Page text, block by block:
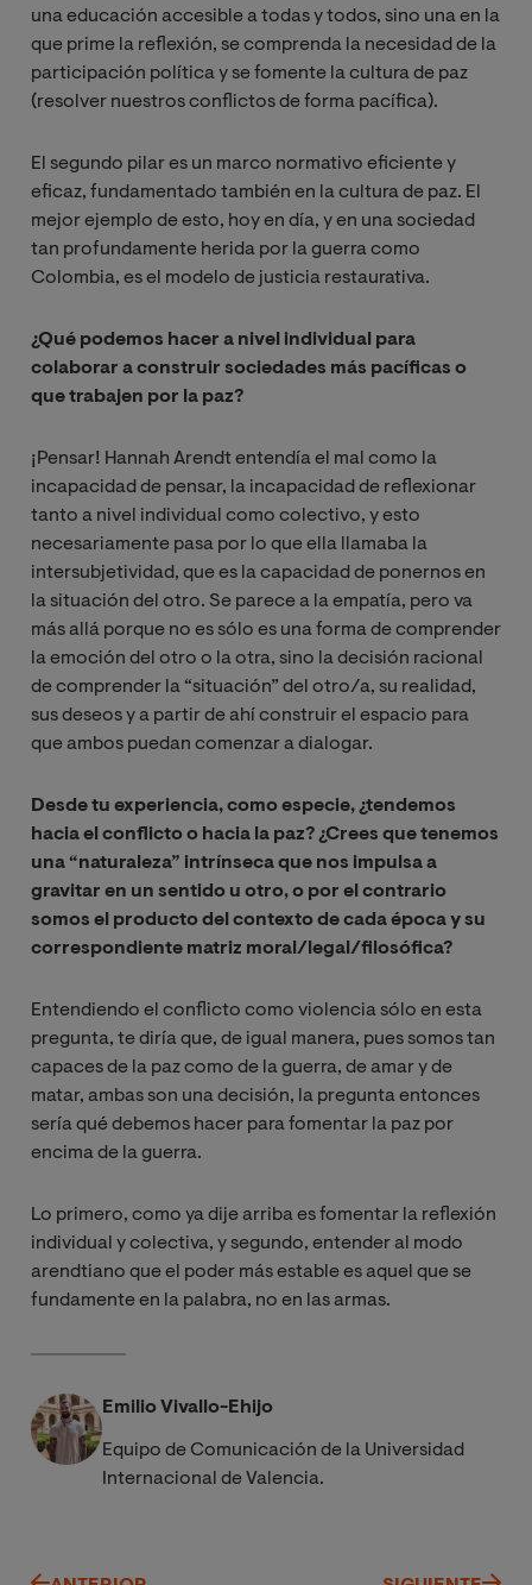
una educación accesible a todas y todos, sino una en la
que prime la reflexión, se comprenda la necesidad de la
participación política y se fomente la cultura de paz
(resolver nuestros conflictos de forma pacífica).
El segundo pilar es un marco normativo eficiente y
eficaz, fundamentado también en la cultura de paz. El
mejor ejemplo de esto, hoy en día, y en una sociedad
tan profundamente herida por la guerra como
Colombia, es el modelo de justicia restaurativa.
¿Qué podemos hacer a nivel individual para
colaborar a construir sociedades más pacíficas o
que trabajen por la paz?
¡Pensar! Hannah Arendt entendía el mal como la
incapacidad de pensar, la incapacidad de reflexionar
tanto a nivel individual como colectivo, y esto
necesariamente pasa por lo que ella llamaba la
intersubjetividad, que es la capacidad de ponernos en
la situación del otro. Se parece a la empatía, pero va
más allá porque no es sólo es una forma de comprender
la emoción del otro o la otra, sino la decisión racional
de comprender la “situación” del otro/a, su realidad,
sus deseos y a partir de ahí construir el espacio para
que ambos puedan comenzar a dialogar.
Desde tu experiencia, como especie, ¿tendemos
hacia el conflicto o hacia la paz? ¿Crees que tenemos
una “naturaleza” intrínseca que nos impulsa a
gravitar en un sentido u otro, o por el contrario
somos el producto del contexto de cada época y su
correspondiente matriz moral/legal/filosófica?
Entendiendo el conflicto como violencia sólo en esta
pregunta, te diría que, de igual manera, pues somos tan
capaces de la paz como de la guerra, de amar y de
matar, ambas son una decisión, la pregunta entonces
sería qué debemos hacer para fomentar la paz por
encima de la guerra.
Lo primero, como ya dije arriba es fomentar la reflexión
individual y colectiva, y segundo, entender al modo
arendtiano que el poder más estable es aquel que se
fundamente en la palabra, no en las armas.
Emilio Vivallo-Ehijo
Equipo de Comunicación de la Universidad
Internacional de Valencia.